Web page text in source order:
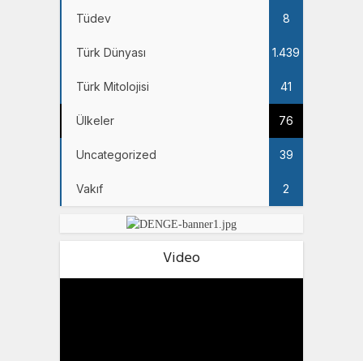
Tüdev 8
Türk Dünyası 1.439
Türk Mitolojisi 41
Ülkeler 76
Uncategorized 39
Vakıf 2
Video